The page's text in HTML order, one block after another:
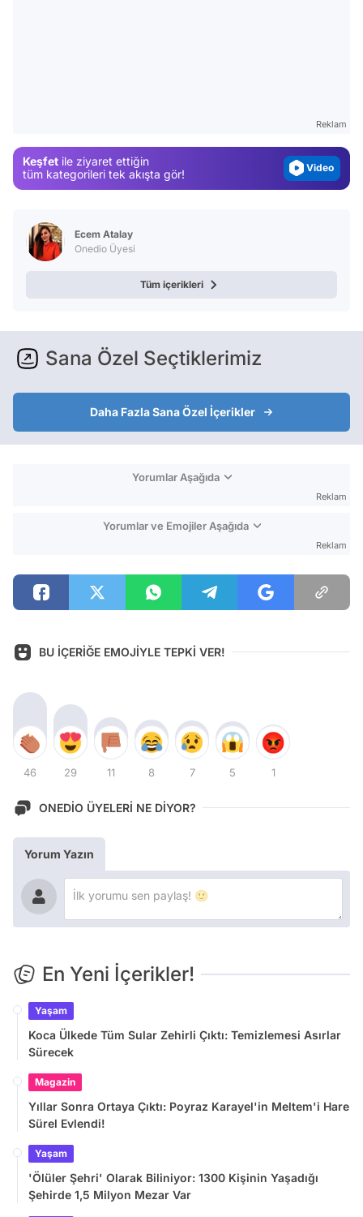
Reklam
Keşfet ile ziyaret ettiğin
tüm kategorileri tek akışta gör!
Test
Ecem Atalay
Onedio Üyesi
Tüm içerikleri
Sana Özel Seçtiklerimiz
Daha Fazla Sana Özel İçerikler
Yorumlar Aşağıda
Reklam
Yorumlar ve Emojiler Aşağıda
Reklam
BU İÇERİĞE EMOJİYLE TEPKİ VER!
46 29 11 8 7 5 1
ONEDİO ÜYELERİ NE DİYOR?
Yorum Yazın
En Yeni İçerikler!
Yaşam
Koca Ülkede Tüm Sular Zehirli Çıktı: Temizlemesi Asırlar
Sürecek
Magazin
Yıllar Sonra Ortaya Çıktı: Poyraz Karayel'in Meltem'i Hare
Sürel Evlendi!
Yaşam
'Ölüler Şehri' Olarak Biliniyor: 1300 Kişinin Yaşadığı
Şehirde 1,5 Milyon Mezar Var